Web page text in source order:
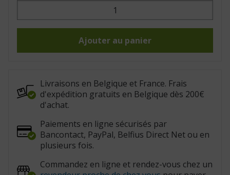
quantité
Miroir
Ajouter au panier
Livraisons en Belgique et France. Frais
d'expédition gratuits en Belgique dès 200€
d'achat.
Paiements en ligne sécurisés par
Bancontact, PayPal, Belfius Direct Net ou en
plusieurs fois.
Commandez en ligne et rendez-vous chez un